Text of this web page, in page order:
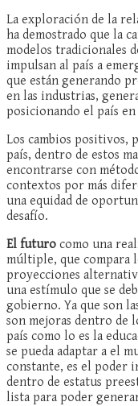
La exploración de la
ha demostrado que la
modelos tradicionales
impulsan al país a
que están generando
en las industrias,
posicionando el país
Los cambios
país, dentro de estos
encontrarse con
contextos por más
una equidad de
desafío.
El futuro como una
múltiple, que compara
proyecciones
una estímulo que se
gobierno. Ya que son
son mejoras dentro de
país como lo es la
se pueda adaptar a el
constante, es el poder
dentro de estatus
lista para poder